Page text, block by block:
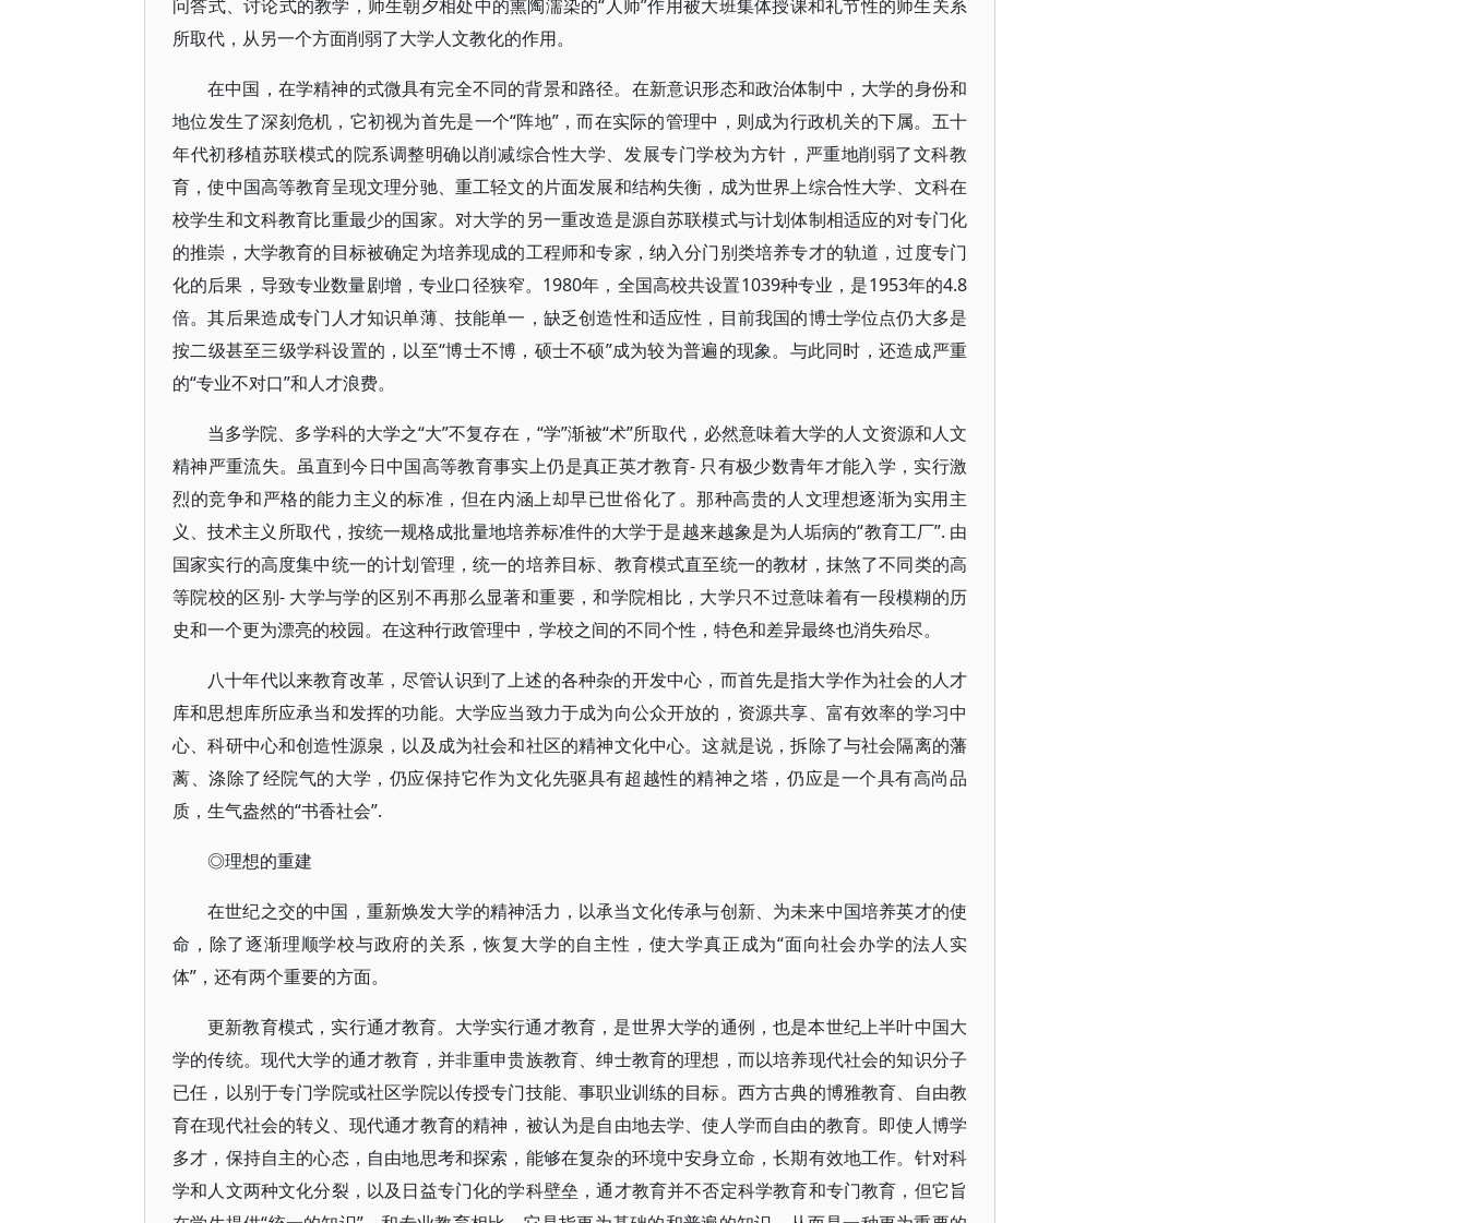
问答式、讨论式的教学，师生朝夕相处中的熏陶濡染的“人师”作用被大班集体授课和礼节性的师生关系
所取代，从另一个方面削弱了大学人文教化的作用。
在中国，在学精神的式微具有完全不同的背景和路径。在新意识形态和政治体制中，大学的身份和
地位发生了深刻危机，它初视为首先是一个“阵地”，而在实际的管理中，则成为行政机关的下属。五十
年代初移植苏联模式的院系调整明确以削减综合性大学、发展专门学校为方针，严重地削弱了文科教
育，使中国高等教育呈现文理分驰、重工轻文的片面发展和结构失衡，成为世界上综合性大学、文科在
校学生和文科教育比重最少的国家。对大学的另一重改造是源自苏联模式与计划体制相适应的对专门化
的推崇，大学教育的目标被确定为培养现成的工程师和专家，纳入分门别类培养专才的轨道，过度专门
化的后果，导致专业数量剧增，专业口径狭窄。1980年，全国高校共设置1039种专业，是1953年的4.8
倍。其后果造成专门人才知识单薄、技能单一，缺乏创造性和适应性，目前我国的博士学位点仍大多是
按二级甚至三级学科设置的，以至“博士不博，硕士不硕”成为较为普遍的现象。与此同时，还造成严重
的“专业不对口”和人才浪费。
当多学院、多学科的大学之“大”不复存在，“学”渐被“术”所取代，必然意味着大学的人文资源和人文
精神严重流失。虽直到今日中国高等教育事实上仍是真正英才教育- 只有极少数青年才能入学，实行激
烈的竞争和严格的能力主义的标准，但在内涵上却早已世俗化了。那种高贵的人文理想逐渐为实用主
义、技术主义所取代，按统一规格成批量地培养标准件的大学于是越来越象是为人垢病的“教育工厂”. 由
国家实行的高度集中统一的计划管理，统一的培养目标、教育模式直至统一的教材，抹煞了不同类的高
等院校的区别- 大学与学的区别不再那么显著和重要，和学院相比，大学只不过意味着有一段模糊的历
史和一个更为漂亮的校园。在这种行政管理中，学校之间的不同个性，特色和差异最终也消失殆尽。
八十年代以来教育改革，尽管认识到了上述的各种杂的开发中心，而首先是指大学作为社会的人才
库和思想库所应承当和发挥的功能。大学应当致力于成为向公众开放的，资源共享、富有效率的学习中
心、科研中心和创造性源泉，以及成为社会和社区的精神文化中心。这就是说，拆除了与社会隔离的藩
蓠、涤除了经院气的大学，仍应保持它作为文化先驱具有超越性的精神之塔，仍应是一个具有高尚品
质，生气盎然的“书香社会”.
◎理想的重建
在世纪之交的中国，重新焕发大学的精神活力，以承当文化传承与创新、为未来中国培养英才的使
命，除了逐渐理顺学校与政府的关系，恢复大学的自主性，使大学真正成为“面向社会办学的法人实
体”，还有两个重要的方面。
更新教育模式，实行通才教育。大学实行通才教育，是世界大学的通例，也是本世纪上半叶中国大
学的传统。现代大学的通才教育，并非重申贵族教育、绅士教育的理想，而以培养现代社会的知识分子
已任，以别于专门学院或社区学院以传授专门技能、事职业训练的目标。西方古典的博雅教育、自由教
育在现代社会的转义、现代通才教育的精神，被认为是自由地去学、使人学而自由的教育。即使人博学
多才，保持自主的心态，自由地思考和探索，能够在复杂的环境中安身立命，长期有效地工作。针对科
学和人文两种文化分裂，以及日益专门化的学科壁垒，通才教育并不否定科学教育和专门教育，但它旨